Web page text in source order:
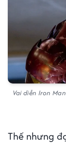
Vai diễn Iron
Thế nhưng